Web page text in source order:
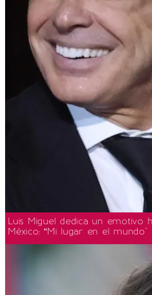
Luis Miguel dedica un emotivo
México: “Mi lugar en el mundo"